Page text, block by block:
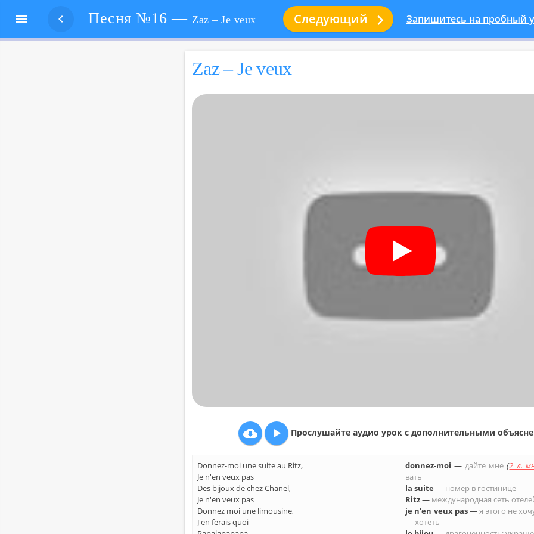
  Песня №16 —Zaz – Je veux Следующий  Запишитесь на пробный
Zaz – Je veux
  Про­слу­шай­те аудио урок с до­пол­ни­тель­ны­ми
Donnez-moi une suite au Ritz,
Je n'en veux pas
Des bijoux de chez Chanel,
Je n'en veux pas
Donnez moi une limousine,
J'en ferais quoi
donnez-moi —дайте мне (2 л.
вать
la suite — номер в го­сти­ни­це
Ritz— меж­ду­на­род­ная сеть
je n'en veux pas—я этого не
—хо­теть